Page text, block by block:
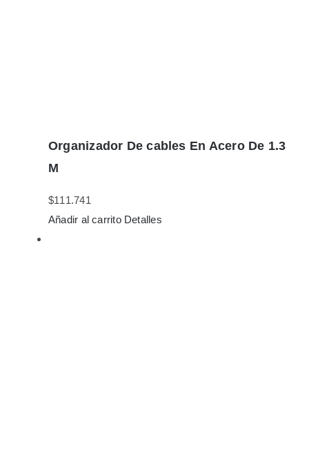
Organizador De cables En Acero De 1.3
M
$111.741
Añadir al carrito Detalles